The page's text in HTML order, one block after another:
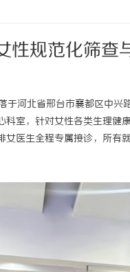
性规范化筛
河北省邢台市襄都区中兴
科室，针对女性各类生理
女医生全程专属接诊，所